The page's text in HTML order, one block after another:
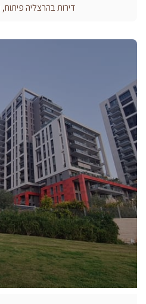
דירות בהרצליה פיתוח,